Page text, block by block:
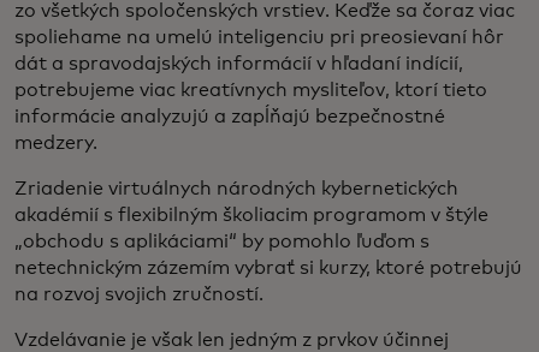
zo všetkých spoločenských vrstiev. Keďže sa čoraz viac
spoliehame na umelú inteligenciu pri preosievaní hôr
dát a spravodajských informácií v hľadaní indícií,
potrebujeme viac kreatívnych mysliteľov, ktorí tieto
informácie analyzujú a zapĺňajú bezpečnostné
medzery.
Zriadenie virtuálnych národných kybernetických
akadémií s flexibilným školiacim programom v štýle
„obchodu s aplikáciami“ by pomohlo ľuďom s
netechnickým zázemím vybrať si kurzy, ktoré potrebujú
na rozvoj svojich zručností.
Vzdelávanie je však len jedným z prvkov účinnej